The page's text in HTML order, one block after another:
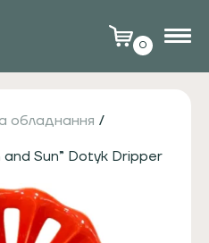
0
обладнання /
Sun” Dotyk Dripper